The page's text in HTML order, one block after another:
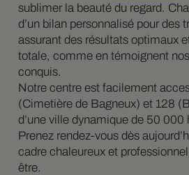
sublimer la beauté du regard.
d’un bilan personnalisé pour des
assurant des résultats optimaux
totale, comme en témoignent
conquis.
Notre centre est facilement
(Cimetière de Bagneux) et 128
d’une ville dynamique de 50 000
Prenez rendez-vous dès
cadre chaleureux et
être.